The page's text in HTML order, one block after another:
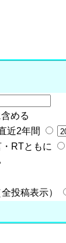
める
近2年間
RTともに
投稿表示）